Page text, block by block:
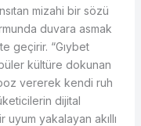
mizahi bir sözü
duvara asmak
geçirir. “Gıybet
kültüre dokunan
vererek kendi ruh
dijital
yakalayan akıllı